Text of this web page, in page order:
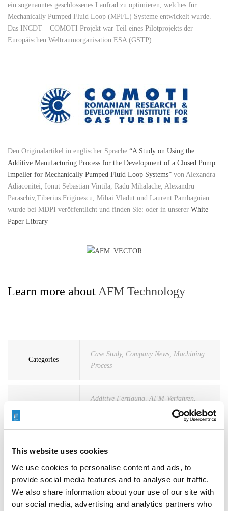
This website uses cookies
We use cookies to personalise content and ads, to
provide social media features and to analyse our traffic.
We also share information about your use of our site with
our social media, advertising and analytics partners who
ein sogenanntes geschlossenes Laufrad zu optimieren, welches für
Mechanically Pumped Fluid Loop (MPFL) Systeme entwickelt wurde.
Das INCDT – COMOTI Projekt war Teil eines Pilotprojekts der
Europäischen Weltraumorganisation ESA (GSTP).
Den Originalartikel in englischer Sprache “A Study on Using the
Additive Manufacturing Process for the Development of a Closed Pump
Impeller for Mechanically Pumped Fluid Loop Systems” von Alexandra
Adiaconitei, Ionut Sebastian Vintila, Radu Mihalache, Alexandru
Paraschiv,Tiberius Frigioescu, Mihai Vladut und Laurent Pambaguian
wurde bei MDPI veröffentlicht und finden Sie: oder in unserer White
Paper Library
Learn more about AFM Technology
Categories
Case Study, Company News Machining
Process
Additive Fertigung AFM-Verfahren
Verbesserung der